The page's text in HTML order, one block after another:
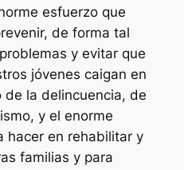
esfuerzo que
de forma tal
y evitar que
jóvenes caigan en
de la delincuencia, de
y el enorme
hacer en rehabilitar y
familias y para